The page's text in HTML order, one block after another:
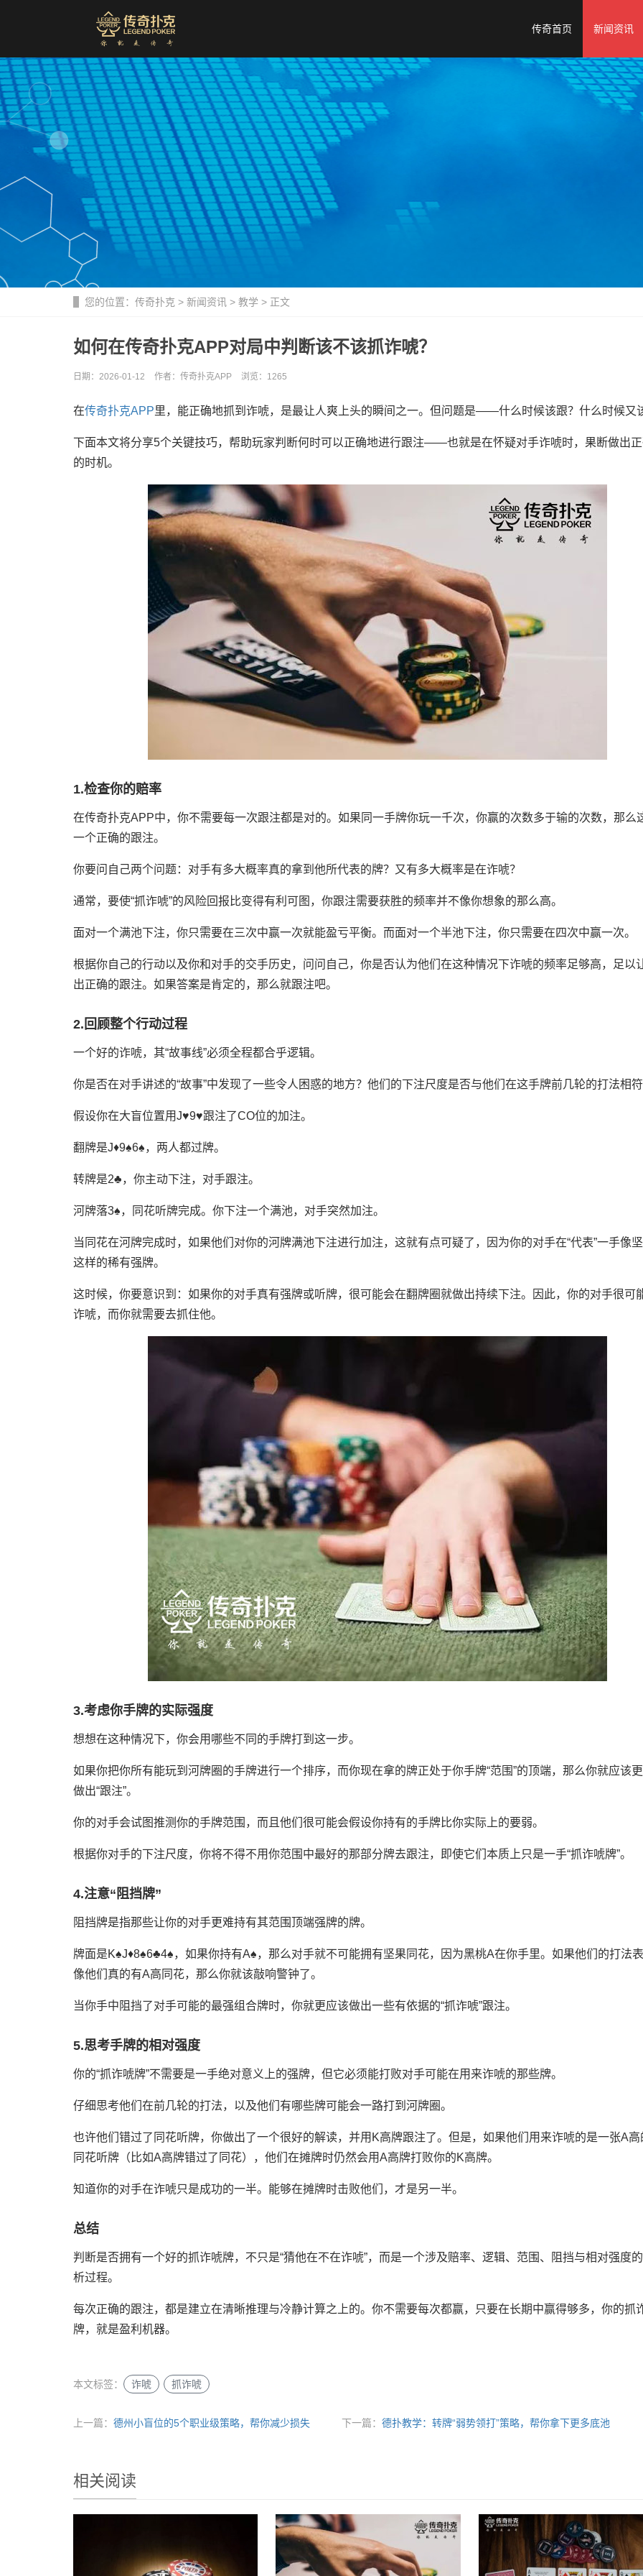
传奇首页 新闻资讯
您的位置： 传奇扑克 > 新闻资讯 > 教学 > 正文
如何在传奇扑克APP对局中判断该不该抓诈唬？
日期：2026-01-12 作者：传奇扑克APP 浏览： 1265
在传奇扑克APP里，能正确地抓到诈唬，是最让人爽上头的瞬间之一。但问题是——什么时候该跟？什么时候又
下面本文将分享5个关键技巧，帮助玩家判断何时可以正确地进行跟注——也就是在怀疑对手诈唬时，果断做出
的时机。
1.检查你的赔率
在传奇扑克APP中，你不需要每一次跟注都是对的。如果同一手牌你玩一千次，你赢的次数多于输的次数，那么
一个正确的跟注。
你要问自己两个问题：对手有多大概率真的拿到他所代表的牌？又有多大概率是在诈唬？
通常，要使“抓诈唬”的风险回报比变得有利可图，你跟注需要获胜的频率并不像你想象的那么高。
面对一个满池下注，你只需要在三次中赢一次就能盈亏平衡。而面对一个半池下注，你只需要在四次中赢一次。
根据你自己的行动以及你和对手的交手历史，问问自己，你是否认为他们在这种情况下诈唬的频率足够高，足以
出正确的跟注。如果答案是肯定的，那么就跟注吧。
2.回顾整个行动过程
一个好的诈唬，其“故事线”必须全程都合乎逻辑。
你是否在对手讲述的“故事”中发现了一些令人困惑的地方？他们的下注尺度是否与他们在这手牌前几轮的打法相
假设你在大盲位置用J♥9♥跟注了CO位的加注。
翻牌是J♦9♠6♠，两人都过牌。
转牌是2♣，你主动下注，对手跟注。
河牌落3♠，同花听牌完成。你下注一个满池，对手突然加注。
当同花在河牌完成时，如果他们对你的河牌满池下注进行加注，这就有点可疑了，因为你的对手在“代表”一手像
这样的稀有强牌。
这时候，你要意识到：如果你的对手真有强牌或听牌，很可能会在翻牌圈就做出持续下注。因此，你的对手很可
诈唬，而你就需要去抓住他。
3.考虑你手牌的实际强度
想想在这种情况下，你会用哪些不同的手牌打到这一步。
如果你把你所有能玩到河牌圈的手牌进行一个排序，而你现在拿的牌正处于你手牌“范围”的顶端，那么你就应该
做出“跟注”。
你的对手会试图推测你的手牌范围，而且他们很可能会假设你持有的手牌比你实际上的要弱。
根据你对手的下注尺度，你将不得不用你范围中最好的那部分牌去跟注，即使它们本质上只是一手“抓诈唬牌”。
4.注意“阻挡牌”
阻挡牌是指那些让你的对手更难持有其范围顶端强牌的牌。
牌面是K♠J♦8♠6♣4♠，如果你持有A♠，那么对手就不可能拥有坚果同花，因为黑桃A在你手里。如果他们的打法
像他们真的有A高同花，那么你就该敲响警钟了。
当你手中阻挡了对手可能的最强组合牌时，你就更应该做出一些有依据的“抓诈唬”跟注。
5.思考手牌的相对强度
你的“抓诈唬牌”不需要是一手绝对意义上的强牌，但它必须能打败对手可能在用来诈唬的那些牌。
仔细思考他们在前几轮的打法，以及他们有哪些牌可能会一路打到河牌圈。
也许他们错过了同花听牌，你做出了一个很好的解读，并用K高牌跟注了。但是，如果他们用来诈唬的是一张A高
同花听牌（比如A高牌错过了同花），他们在摊牌时仍然会用A高牌打败你的K高牌。
知道你的对手在诈唬只是成功的一半。能够在摊牌时击败他们，才是另一半。
总结
判断是否拥有一个好的抓诈唬牌，不只是“猜他在不在诈唬”，而是一个涉及赔率、逻辑、范围、阻挡与相对强度
析过程。
每次正确的跟注，都是建立在清晰推理与冷静计算之上的。你不需要每次都赢，只要在长期中赢得够多，你的抓
牌，就是盈利机器。
本文标签： 诈唬 抓诈唬
上一篇： 德州小盲位的5个职业级策略，帮你减少损失 下一篇： 德扑教学：转牌“弱势领打”策略，帮你拿下更多底池
相关阅读